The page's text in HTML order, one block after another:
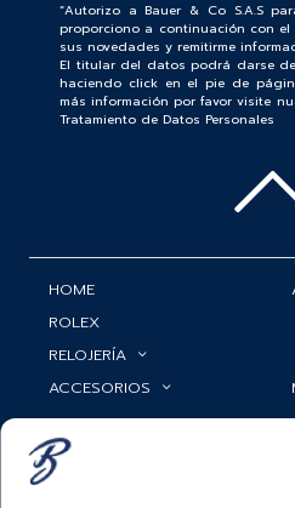
“Autorizo a Bauer & Co S.A.S
proporciono a continuación con
sus novedades y remitirme
El titular del datos podrá darse
haciendo click en el pie de
más información por favor visite
Tratamiento de Datos Personales
HOME
ROLEX
RELOJERÍA
ACCESORIOS
SIGUENOS EN